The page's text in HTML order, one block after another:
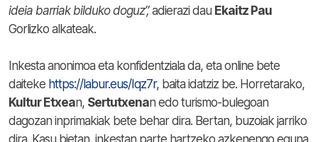
ideia barriak bilduko doguz”,adierazi dau Ekaitz Pau
Gorlizko alkateak.
Inkesta anonimoa eta konfidentziala da, eta online bete
daiteke https://labur.eus/Iqz7r, baita idatziz be. Horretarako,
Kultur Etxean, Sertutxenan edo turismo-bulegoan
dagozan inprimakiak bete behar dira. Bertan, buzoiak jarriko
dira. Kasu bietan, inkestan parte hartzeko azkenengo eguna